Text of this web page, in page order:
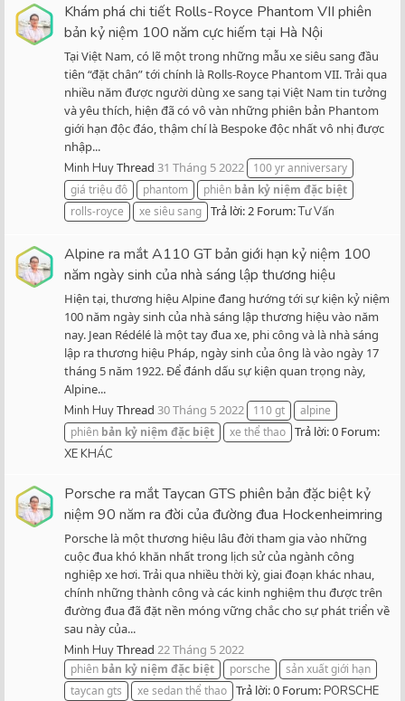
Khám phá chi tiết Rolls-Royce Phantom VII phiên
bản kỷ niệm 100 năm cực hiếm tại Hà Nội
Tại Việt Nam, có lẽ một trong những mẫu xe siêu sang đầu
tiên “đặt chân” tới chính là Rolls-Royce Phantom VII. Trải qua
nhiều năm được người dùng xe sang tại Việt Nam tin tưởng
và yêu thích, hiện đã có vô vàn những phiên bản Phantom
giới hạn độc đáo, thậm chí là Bespoke độc nhất vô nhị được
nhập...
Minh HuyThread 31 Tháng 5 2022
100 yr anniversary
giá triệu đô
phantom phiên bản kỷ niệm đặc biệt
rolls-royce
xe siêu sang Trả lời: 2 Forum:Tư Vấn
Alpine ra mắt A110 GT bản giới hạn kỷ niệm 100
năm ngày sinh của nhà sáng lập thương hiệu
Hiện tại, thương hiệu Alpine đang hướng tới sự kiện kỷ niệm
100 năm ngày sinh của nhà sáng lập thương hiệu vào năm
nay. Jean Rédélé là một tay đua xe, phi công và là nhà sáng
lập ra thương hiệu Pháp, ngày sinh của ông là vào ngày 17
tháng 5 năm 1922. Để đánh dấu sự kiện quan trọng này,
Alpine...
Minh HuyThread 30 Tháng 5 2022 110 gt
alpine
phiên bản kỷ niệm đặc biệt xe thể thao Trả lời: 0 Forum:
XE KHÁC
Porsche ra mắt Taycan GTS phiên bản đặc biệt kỷ
niệm 90 năm ra đời của đường đua Hockenheimring
Porsche là một thương hiệu lâu đời tham gia vào những
cuộc đua khó khăn nhất trong lịch sử của ngành công
nghiệp xe hơi. Trải qua nhiều thời kỳ, giai đoạn khác nhau,
chính những thành công và các kinh nghiệm thu được trên
đường đua đã đặt nền móng vững chắc cho sự phát triển về
sau này của...
Minh HuyThread 22 Tháng 5 2022
phiên bản kỷ niệm đặc biệt porsche
sản xuất giới hạn
taycan gts
xe sedan thể thao Trả lời: 0 Forum:PORSCHE